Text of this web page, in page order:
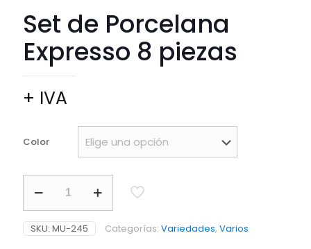
Set de Porcelana
Expresso 8 piezas
+ IVA
Color
Porcelana
Expresso
8 SKU: MU-245 Categorías: Variedades, Varios